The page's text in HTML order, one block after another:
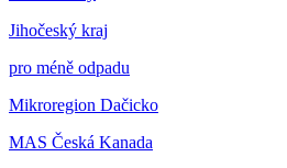
Jihočeský kraj
pro méně odpadu
Mikroregion Dačicko
MAS Česká Kanada